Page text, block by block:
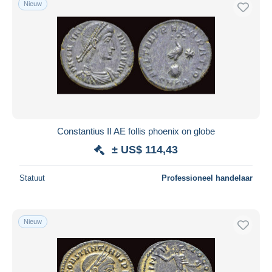
Gratis levering
Betaalmiddelen
PayPal
Bankoverschrijving
Visa
iDeal
Maestro
Nieuw
Constantius II AE follis phoenix on globe
± US$ 114,43
Statuut Professioneel handelaar
Nieuw